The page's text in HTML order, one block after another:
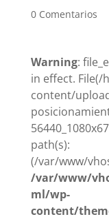
0 Comentarios
Warning:
in effect.
content/
path(s):
(/var/www/
/var/www/
ml/wp-
content/